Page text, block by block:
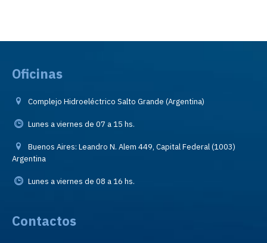
Oficinas
Complejo Hidroeléctrico Salto Grande (Argentina)
Lunes a viernes de 07 a 15 hs.
Buenos Aires: Leandro N. Alem 449, Capital Federal (1003)
Argentina
Lunes a viernes de 08 a 16 hs.
Contactos